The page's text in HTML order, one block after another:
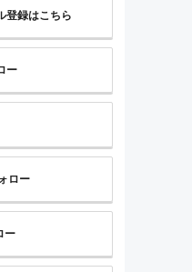
登録はこちら
ー
ロー
ー